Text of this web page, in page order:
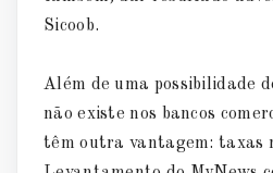
Sicoob.
Além de uma possibilidade
não existe nos bancos
têm outra vantagem: taxas